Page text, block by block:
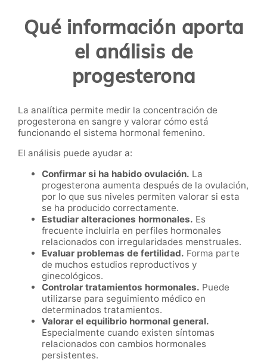
Qué información aporta
el análisis de
progesterona
La analítica permite medir la concentración de
progesterona en sangre y valorar cómo está
funcionando el sistema hormonal femenino.
El análisis puede ayudar a:
Confirmar si ha habido ovulación. La
progesterona aumenta después de la ovulación,
por lo que sus niveles permiten valorar si esta
se ha producido correctamente.
Estudiar alteraciones hormonales. Es
frecuente incluirla en perfiles hormonales
relacionados con irregularidades menstruales.
Evaluar problemas de fertilidad. Forma parte
de muchos estudios reproductivos y
ginecológicos.
Controlar tratamientos hormonales. Puede
utilizarse para seguimiento médico en
determinados tratamientos.
Valorar el equilibrio hormonal general.
Especialmente cuando existen síntomas
relacionados con cambios hormonales
persistentes.